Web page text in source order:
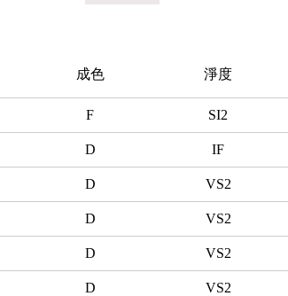
成色 淨度
F SI2
D IF
D VS2
D VS2
D VS2
D VS2